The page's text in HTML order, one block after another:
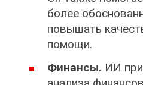
более
повышать
помощи.
Финансы. ИИ